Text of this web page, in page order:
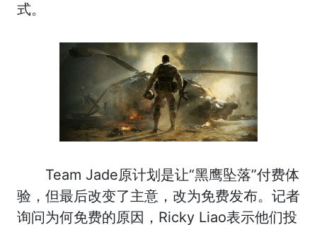
式。
Team Jade原计划是让“黑鹰坠落”付费体
验，但最后改变了主意，改为免费发布。记者
询问为何免费的原因，Ricky Liao表示他们投